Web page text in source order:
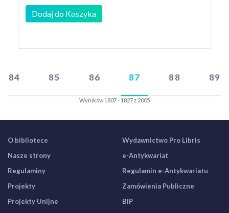
Dodaj do Koszyka
84 85 86 87 88 89
Wyników 1807 - 1827 z 2005
O bibliotece
Nasze strony
Regulaminy
Projekty
Projekty Unijne
Wydawnictwo Pro Libris
e-Antykwariat
Regulamin e-Antykwariatu
Zamówienia Publiczne
BIP